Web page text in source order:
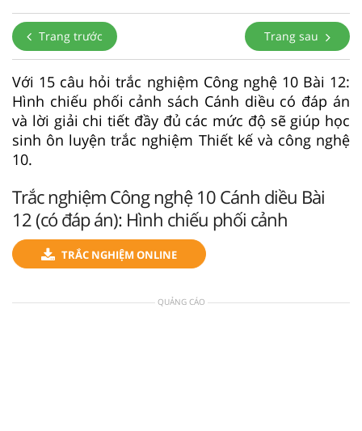
Trang trước Trang sau
Với 15 câu hỏi trắc nghiệm Công nghệ 10 Bài 12:
Hình chiếu phối cảnh sách Cánh diều có đáp án
và lời giải chi tiết đầy đủ các mức độ sẽ giúp học
sinh ôn luyện trắc nghiệm Thiết kế và công nghệ
10.
Trắc nghiệm Công nghệ 10 Cánh diều Bài
12 (có đáp án): Hình chiếu phối cảnh
TRẮC NGHIỆM ONLINE
QUẢNG CÁO